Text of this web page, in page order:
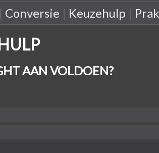
| Conversie | Keuzehulp |
AAN VOLDOEN?